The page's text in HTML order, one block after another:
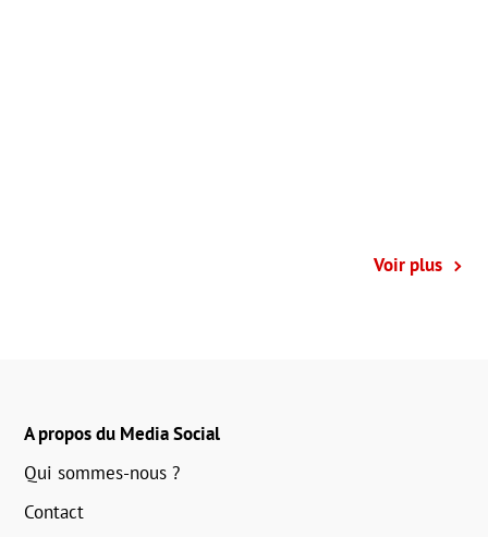
Voir plus
A propos du Media Social
Qui sommes-nous ?
Contact